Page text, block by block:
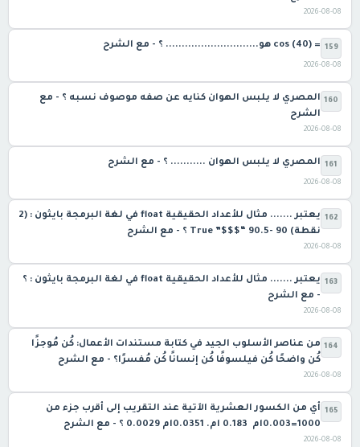
2026-08-08
159 = cos (40) هو............................. ؟ - مع الشرح
2026-08-08
160 المصري لا يلبس الهوان كنايه عن صفه موصوف نسبه ؟ - مع
الشرح
2026-08-08
161 المصري لا يلبس الهوان ........... ؟ - مع الشرح
2026-08-08
162
يعتبر ....... مثال للأعداد الحقيقية float في لغة البرمجة بايثون : (2
نقطة) 90 -90.5 “$$$” True ؟ - مع الشرح
2026-08-08
163
يعتبر ....... مثال للأعداد الحقيقية float في لغة البرمجة بايثون : ؟
- مع الشرح
2026-08-08
164 من عناصر الأسلوب الجيد في كتابة مستندات الأعمال: كُن مُوجزًا
كُن واضحًا كُن فيلسوفًا كُن إنسانًا كُن مُفسرًا؟ - مع الشرح
2026-08-08
165 ‏أي من الكسور العشرية الآتية عند التقريب إلى أقرب جزء من
‫1000‏=0.003‬ام ‏ ‏0.183 ام. ‏0.0351ام ‏0.0029 ؟ - مع الشرح
2026-08-08